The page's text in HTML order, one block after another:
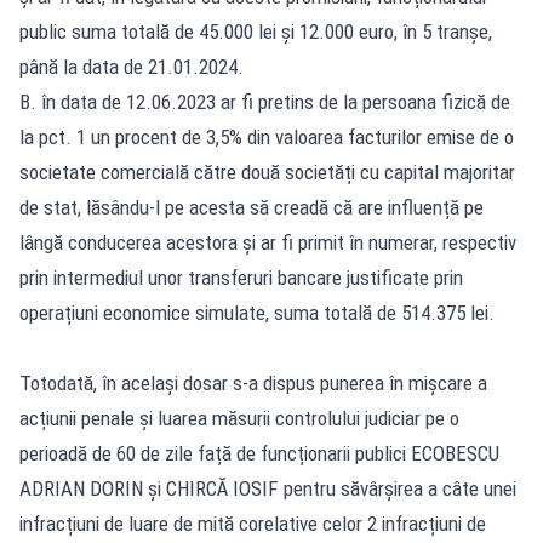
public suma totală de 45.000 lei și 12.000 euro, în 5 tranșe,
până la data de 21.01.2024.
B. în data de 12.06.2023 ar fi pretins de la persoana fizică de
la pct. 1 un procent de 3,5% din valoarea facturilor emise de o
societate comercială către două societăți cu capital majoritar
de stat, lăsându-l pe acesta să creadă că are influență pe
lângă conducerea acestora și ar fi primit în numerar, respectiv
prin intermediul unor transferuri bancare justificate prin
operațiuni economice simulate, suma totală de 514.375 lei.
Totodată, în același dosar s-a dispus punerea în mișcare a
acțiunii penale și luarea măsurii controlului judiciar pe o
perioadă de 60 de zile față de funcționarii publici ECOBESCU
ADRIAN DORIN și CHIRCĂ IOSIF pentru săvârșirea a câte unei
infracțiuni de luare de mită corelative celor 2 infracțiuni de